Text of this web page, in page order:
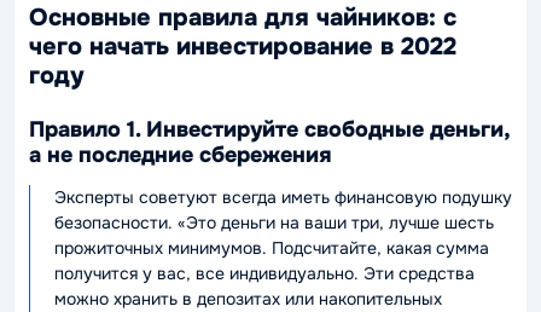
Основные правила для чайников: с
чего начать инвестирование в 2022
году
Правило 1. Инвестируйте свободные деньги,
а не последние сбережения
Эксперты советуют всегда иметь финансовую подушку
безопасности. «Это деньги на ваши три, лучше шесть
прожиточных минимумов. Подсчитайте, какая сумма
получится у вас, все индивидуально. Эти средства
можно хранить в депозитах или накопительных